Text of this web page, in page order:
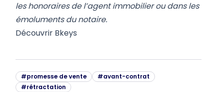
les honoraires de l’agent immobilier ou dans les
émoluments du notaire.
Découvrir Bkeys
#promesse de vente #avant-contrat
#rétractation